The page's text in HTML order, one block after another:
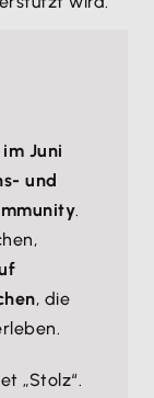
Juni
und
.
, die
„Stolz“.